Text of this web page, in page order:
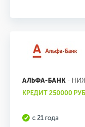
АЛЬФА-БАНК -
КРЕДИТ 250000
с 21 года